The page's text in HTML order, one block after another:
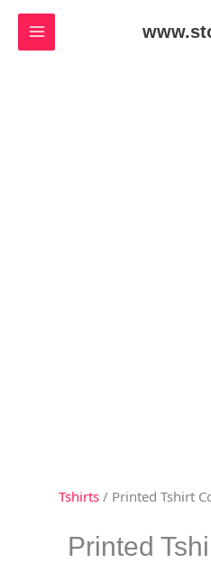
Tshirts / Printed Tshirt
Printed